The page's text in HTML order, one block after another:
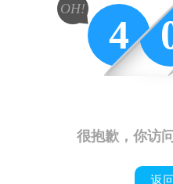
4
OH!
很抱歉，你访
返